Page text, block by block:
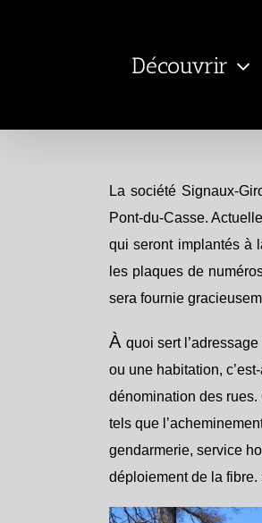
Découvrir
La société Signaux-
Pont-du-Casse.
qui seront implantés à
les plaques de
sera fournie
À quoi sert l’adressage
ou une habitation,
dénomination des
tels que
gendarmerie, service
déploiement de la fibre.